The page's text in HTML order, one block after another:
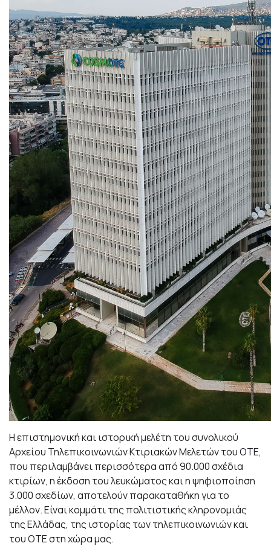
Η επιστημονική και ιστορική μελέτη του συνολικού
Αρχείου Τηλεπικοινωνιών Κτιριακών Μελετών του ΟΤΕ,
που περιλαμβάνει περισσότερα από 90.000 σχέδια
κτιρίων, η έκδοση του λευκώματος και η ψηφιοποίηση
3.000 σχεδίων, αποτελούν παρακαταθήκη για το
μέλλον. Είναι κομμάτι της πολιτιστικής κληρονομιάς
της Ελλάδας, της ιστορίας των τηλεπικοινωνιών και
του ΟΤΕ στη χώρα μας.